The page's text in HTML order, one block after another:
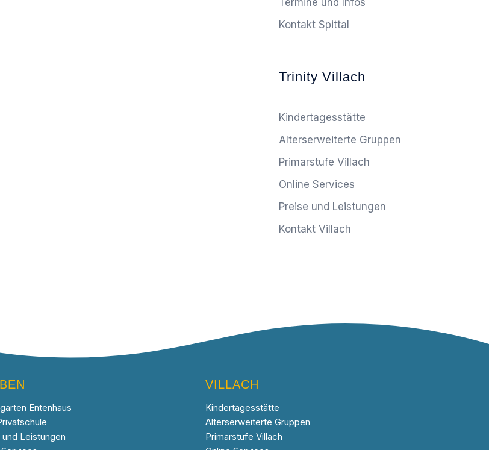
Termine und Infos
Kontakt Spittal
Trinity Villach
Kindertagesstätte
Alterserweiterte Gruppen
Primarstufe Villach
Online Services
Preise und Leistungen
Kontakt Villach
Entenhaus
und Leistungen
VILLACH
Kindertagesstätte
Alterserweiterte Gruppen
Primarstufe Villach